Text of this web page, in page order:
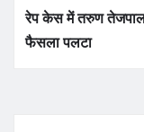
रेप केस में तरुण तेजपाल
फैसला पलटा